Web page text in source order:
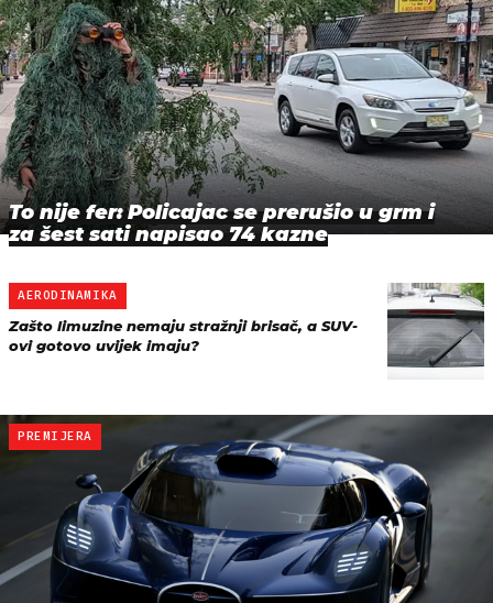
To nije fer: Policajac se prerušio u grm i
za šest sati napisao 74 kazne
AERODINAMIKA
Zašto limuzine nemaju stražnji brisač, a SUV-
ovi gotovo uvijek imaju?
PREMIJERA